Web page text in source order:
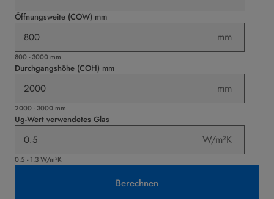
Öffnungsweite (COW) mm
mm
800 - 3000 mm
Durchgangshöhe (COH) mm
mm
2000 - 3000 mm
Ug-Wert verwendetes Glas
W/m²K
0.5 - 1.3 W/m²K
Berechnen